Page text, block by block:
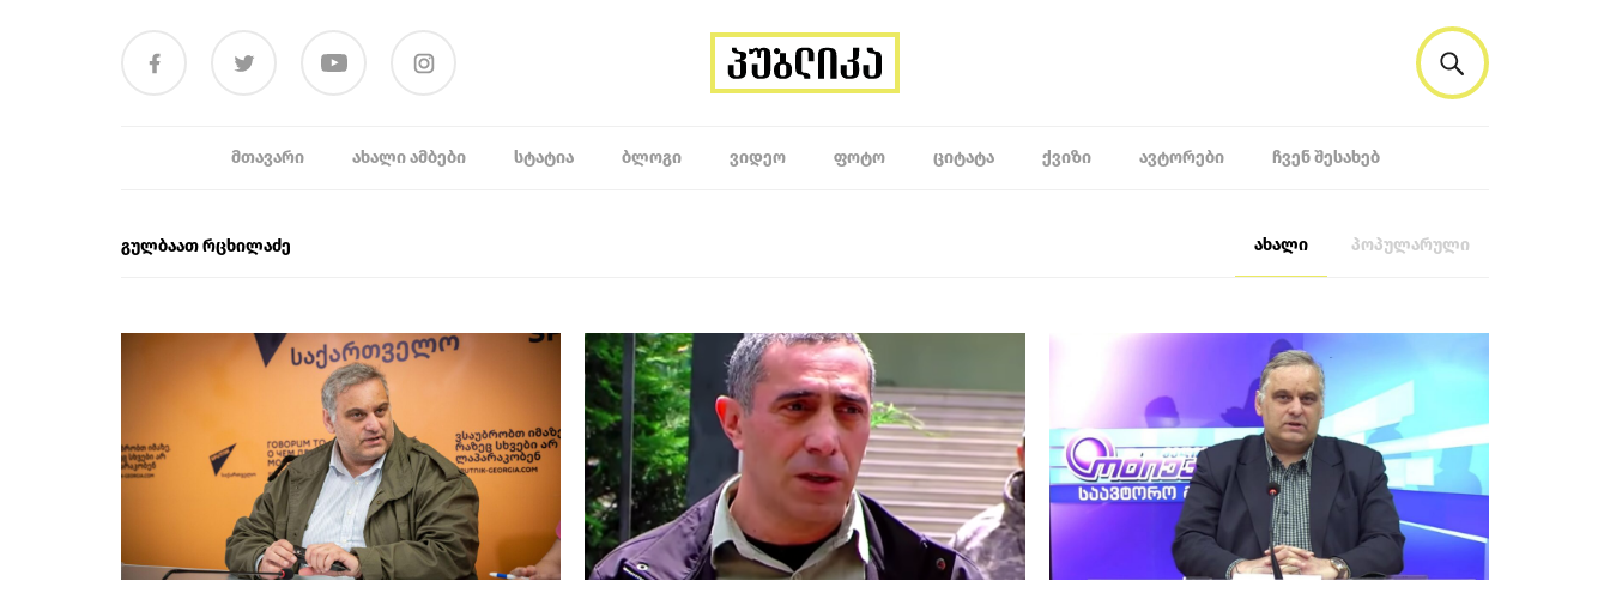
ᲛᲗᲐᲕᲐᲠᲘ ᲐᲮᲐᲚᲘ ᲐᲛᲑᲔᲑᲘ ᲡᲢᲐᲢᲘᲐ ᲑᲚᲝᲒᲘ ᲕᲘᲓᲔᲝ ᲤᲝᲢᲝ ᲪᲘᲢᲐᲢᲐ ᲥᲕᲘᲖᲘ ᲐᲕᲢᲝᲠᲔᲑᲘ ᲩᲕᲔᲜ ᲨᲔᲡᲐᲮᲔᲑ
გულბაათ რცხილაძე ახალი პოპულარული